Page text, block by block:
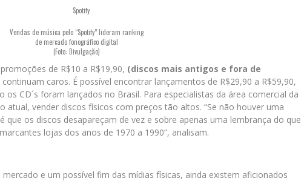
Vendas de música pelo “Spotify” lideram ranking
de mercado fonográfico digital
(Foto: Divulgação)
de R$10 a R$19,90, (discos mais antigos e fora de
caros. É possível encontrar lançamentos de R$29,90 a R$59,90,
CD´s foram lançados no Brasil. Para especialistas da área comercial da
atual, vender discos físicos com preços tão altos. “Se não houver uma
que os discos desapareçam de vez e sobre apenas uma lembrança do que
lojas dos anos de 1970 a 1990”, analisam.
e um possível fim das mídias físicas, ainda existem aficionados